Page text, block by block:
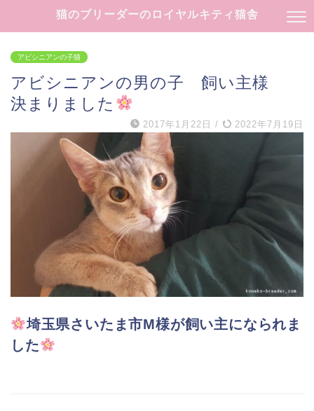
猫のブリーダーのロイヤルキティ猫舎
アビシニアンの子猫
アビシニアンの男の子 飼い主様
決まりました
2017年1月22日 / 2022年7月19日
埼玉県さいたま市M様が飼い主になられま
した